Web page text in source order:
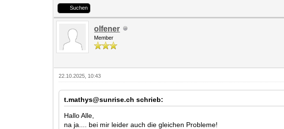
Suchen
olfener
Member
22.10.2025, 10:43
t.mathys@sunrise.ch schrieb:
Hallo Alle,
na ja.... bei mir leider auch die gleichen Probleme!